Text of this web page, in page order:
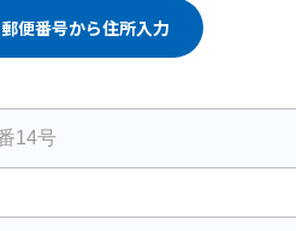
郵便番号から住所入力